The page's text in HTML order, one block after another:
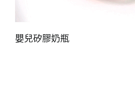
嬰兒矽膠奶瓶